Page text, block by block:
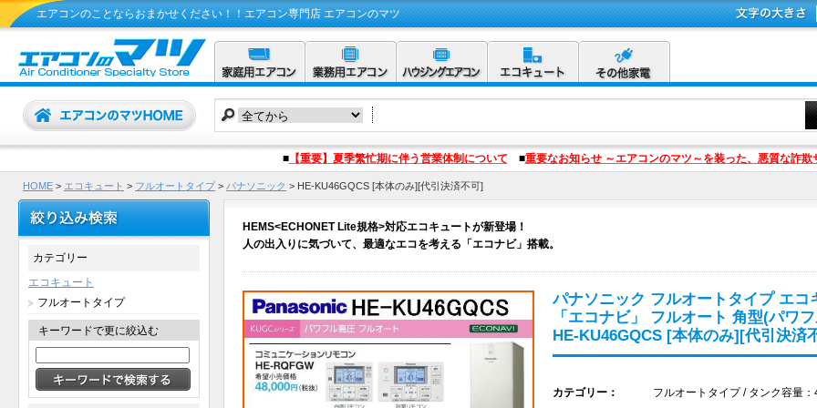
エアコンのことならおまかせください！！エアコン専門店 エアコンのマツ
■【重要】夏季繁忙期に伴う営業体制について ■重要なお知らせ ～エアコンのマツ～を装った、悪質な詐
HOME > エコキュート > フルオートタイプ> パナソニック > HE-KU46GQCS [本体のみ][代引決済不可]
HEMS<ECHONET Lite規格>対応エコキュートが新登場！
人の出入りに気づいて、最適なエコを考える「エコナビ」搭載。
パナソニック フルオートタイプ エコ
「エコナビ」 フルオート 角型(パワ
HE-KU46GQCS [本体のみ][代引決済
カテゴリー： フルオートタイプ / タンク容量
カテゴリー
エコキュート
フルオートタイプ
キーワードで更に絞込む